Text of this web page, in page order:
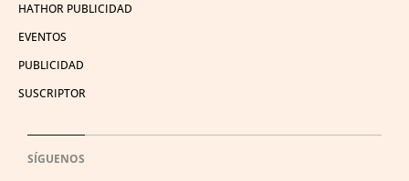
HATHOR PUBLICIDAD
EVENTOS
PUBLICIDAD
SUSCRIPTOR
SÍGUENOS